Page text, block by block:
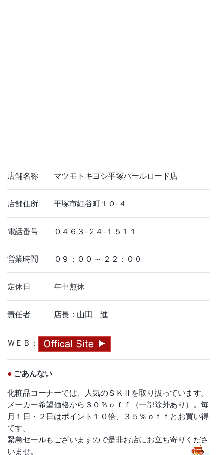
店舗名称 マツモトキヨシ平塚パールロード店
店舗住所 平塚市紅谷町１０-４
電話番号 ０４６３-２４-１５１１
営業時間 ０９：００ ～ ２２：００
定休日 年中無休
責任者 店長：山田 進
ＷＥＢ：
● ごあんない
化粧品コーナーでは、人気のＳＫⅡを取り扱っています。
メーカー希望価格から３０％ｏｆｆ（一部除外あり）。毎
月１日・２日はポイント１０倍、３５％ｏｆｆとお買い得
です。
緊急セールもございますので是非お店にお立ち寄りくださ
いませ。